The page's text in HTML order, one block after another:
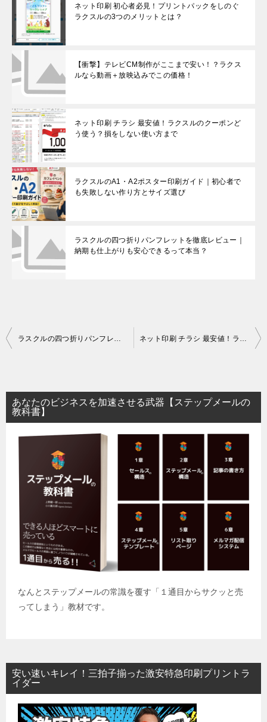
ネット印刷 初心者必見！プリントパックをしのぐ
ラクスルの3つのメリットとは？
【衝撃】テレビCM制作がここまで安い！？ラクス
ルなら動画＋放映込みでこの価格！
ネット印刷 チラシ 最安値！ラクスルのクーポンど
う使う？損をしない使い方まで
ラクスルのA1・A2ポスター印刷ガイド｜初心者で
も失敗しない作り方とサイズ選び
ラスクルの四つ折りパンフレットを徹底レビュー｜
納期も仕上がりも安心できるって本当？
投
ビ
ゲ
ラスクルの四つ折りパンフレットを徹底レビュー｜納期も仕上がりも安心できるって本当？ ネット印刷 チラシ 最安値！ラクスルのクーポンどう使う？損をしない使い方まで
あなたのビジネスを加速させる武器【ステップメールの
教科書】
なんとステップメールの常識を覆す「１通目からサクッと売
ってしまう」教材です。
安い速いキレイ！三拍子揃った激安特急印刷プリントラ
イダー